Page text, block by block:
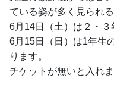
ている姿が多く見られ
6月14日（土）は２・３
6月15日（日）は1年生
ります。
チケットが無いと入れ